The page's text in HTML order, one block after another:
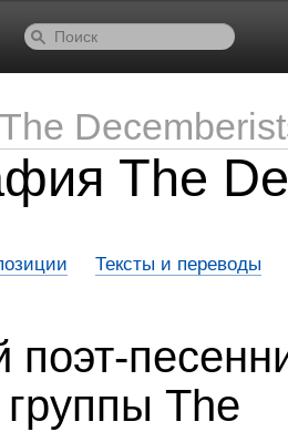
The
The
Тексты и переводы
поэт-
The